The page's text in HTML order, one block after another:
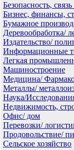
Безопасность,
Бизнес, финансы,
Бумажное
Деревообработка/
Издательство/
Информационные
Легкая
Машиностроение
Медицина/
Металлы/
Наука/
Недвижимость,
Офис/ дом
Перевозки/
Продовольствие/
Сельское хозяйство